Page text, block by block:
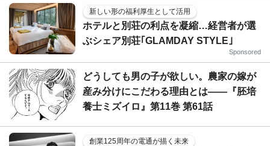
新しい形の福利厚生として活用
ホテルと別荘の利点を凝縮…経営者が選
ぶシェア別荘｢GLAMDAY STYLE｣
Sponsored
どうしても男の子が欲しい。農家の嫁が
産み分けにこだわる理由とは――『胚培
養士ミズイロ』第11巻 第61話
創業125周年の電通が描く未来